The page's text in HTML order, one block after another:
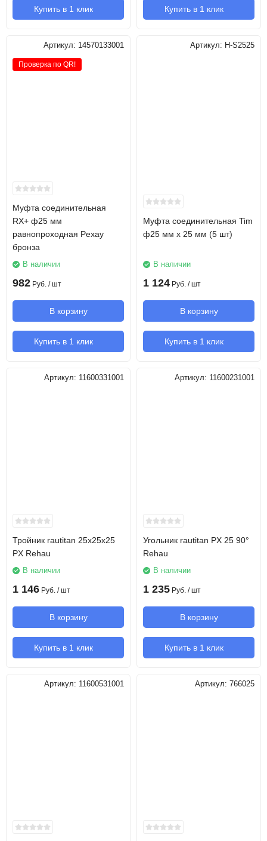
Купить в 1 клик Купить в 1 клик
Артикул: 14570133001
Проверка по QR!
Муфта соединительная
RХ+ ф25 мм
равнопроходная Pexay
бронза
В наличии
982 Руб. / шт
В корзину
Купить в 1 клик
Артикул: H-S2525
Муфта соединительная Tim
ф25 мм х 25 мм (5 шт)
В наличии
1 124 Руб. / шт
В корзину
Купить в 1 клик
Артикул: 11600331001
Тройник rautitan 25х25х25
PX Rehau
В наличии
1 146 Руб. / шт
В корзину
Купить в 1 клик
Артикул: 11600231001
Угольник rautitan PX 25 90°
Rehau
В наличии
1 235 Руб. / шт
В корзину
Купить в 1 клик
Артикул: 11600531001 Артикул: 766025